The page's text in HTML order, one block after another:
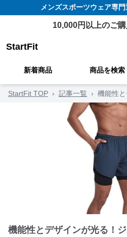
メンズスポーツウェア専門
10,000円以上のご
StartFit
新着商品 商品を検索
StartFit TOP › 記事一覧 › 機能性
機能性とデザインが光る！